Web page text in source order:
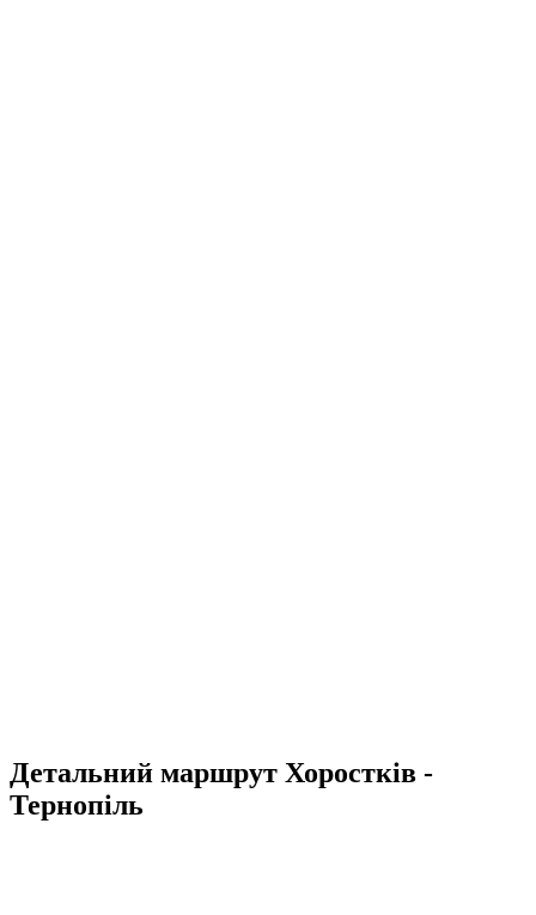
Детальний маршрут Хоростків -
Тернопіль